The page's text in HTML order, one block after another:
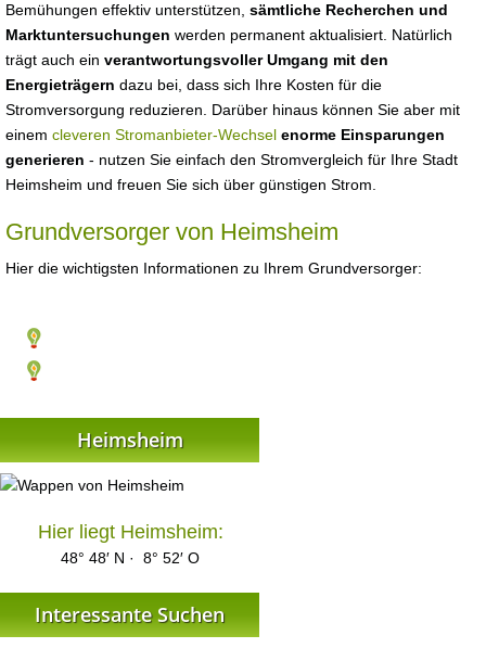
Bemühungen effektiv unterstützen, sämtliche Recherchen und
Marktuntersuchungen werden permanent aktualisiert. Natürlich
trägt auch ein verantwortungsvoller Umgang mit den
Energieträgern dazu bei, dass sich Ihre Kosten für die
Stromversorgung reduzieren. Darüber hinaus können Sie aber mit
einem cleveren Stromanbieter-Wechsel enorme Einsparungen
generieren - nutzen Sie einfach den Stromvergleich für Ihre Stadt
Heimsheim und freuen Sie sich über günstigen Strom.
Grundversorger von Heimsheim
Hier die wichtigsten Informationen zu Ihrem Grundversorger:
Heimsheim
Hier liegt Heimsheim:
48° 48′ N · 8° 52′ O
Interessante Suchen